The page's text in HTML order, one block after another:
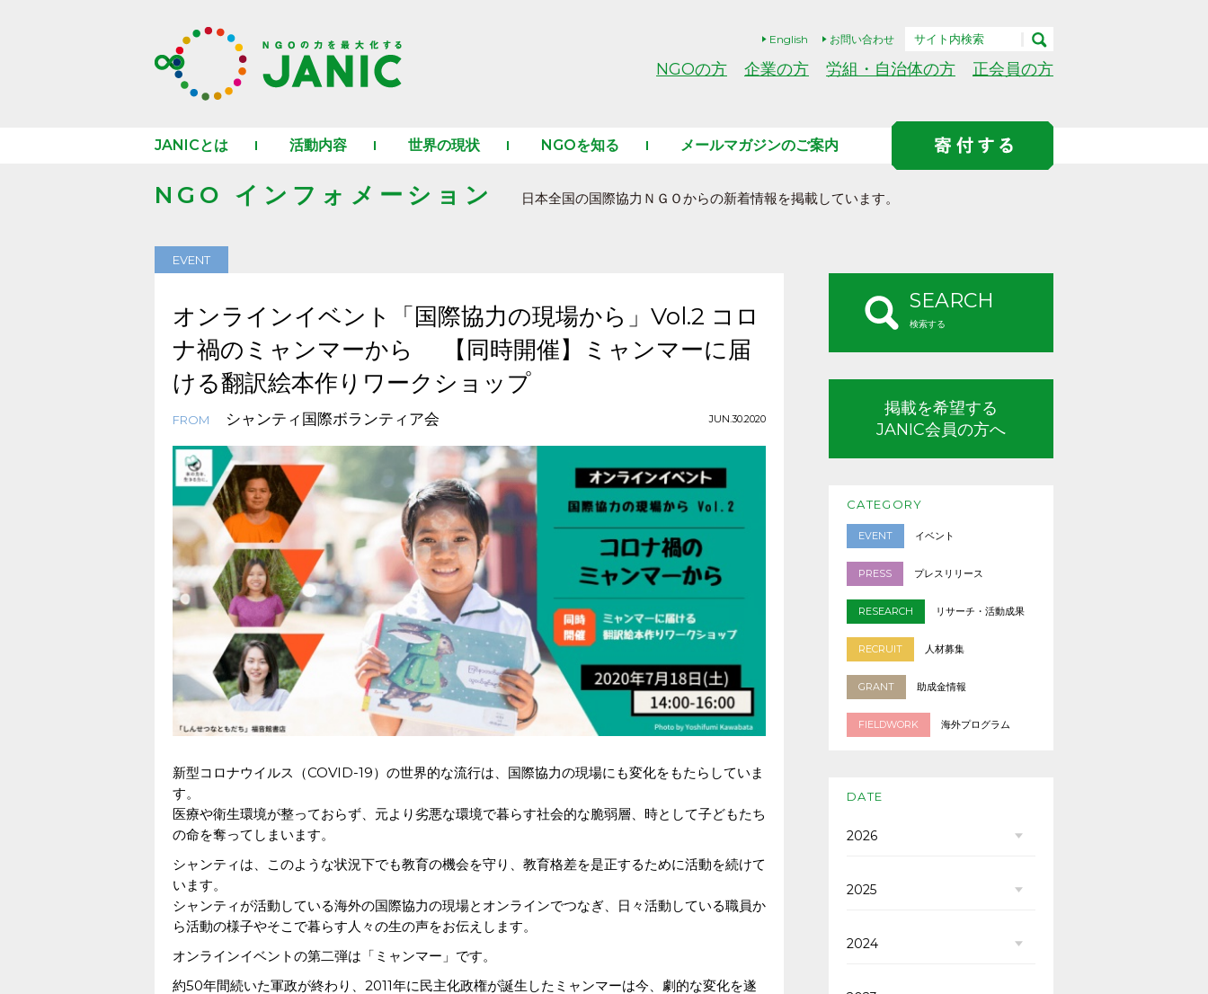
English お問い合わせ
NGOの方 企業の方 労組・自治体の方 正会員の方
JANICとは 活動内容 世界の現状 NGOを知る メールマガジンのご案内
NGO インフォメーション 日本全国の国際協力ＮＧＯからの新着情報を掲載しています。
EVENT
オンラインイベント「国際協力の現場から」Vol.2 コロ
ナ禍のミャンマーから 【同時開催】ミャンマーに届
ける翻訳絵本作りワークショップ
FROM シャンティ国際ボランティア会 JUN.30.2020
新型コロナウイルス（COVID-19）の世界的な流行は、国際協力の現場にも変化をもたらしていま
す。
医療や衛生環境が整っておらず、元より劣悪な環境で暮らす社会的な脆弱層、時として子どもたち
の命を奪ってしまいます。
シャンティは、このような状況下でも教育の機会を守り、教育格差を是正するために活動を続けて
います。
シャンティが活動している海外の国際協力の現場とオンラインでつなぎ、日々活動している職員か
ら活動の様子やそこで暮らす人々の生の声をお伝えします。
オンラインイベントの第二弾は「ミャンマー」です。
約50年間続いた軍政が終わり、2011年に民主化政権が誕生したミャンマーは今、劇的な変化を遂
SEARCH
検索する
掲載を希望する
JANIC会員の方へ
CATEGORY
EVENT イベント
PRESS プレスリリース
RESEARCH リサーチ・活動成果
RECRUIT 人材募集
GRANT 助成金情報
FIELDWORK 海外プログラム
DATE
2026
2025
2024